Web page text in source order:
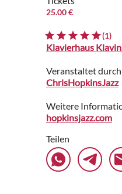
25.00 €
(1)
Klavierhaus
Veranstaltet durch
ChrisHopkinsJazz
Weitere
hopkinsjazz.com
Teilen